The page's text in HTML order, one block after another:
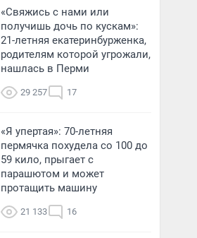
«Свяжись с нами или
получишь дочь по кускам»:
21-летняя екатеринбурженка,
родителям которой угрожали,
нашлась в Перми
29 257 17
«Я упертая»: 70-летняя
пермячка похудела со 100 до
59 кило, прыгает с
парашютом и может
протащить машину
21 133 16